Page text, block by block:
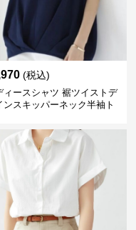
(税込)
ィースシャツ 裾ツイストデ
ンスキッパーネック半袖ト